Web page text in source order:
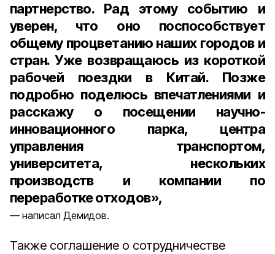
партнерство. Рад этому событию и
уверен, что оно поспособствует
общему процветанию наших городов и
стран. Уже возвращаюсь из короткой
рабочей поездки в Китай. Позже
подробно поделюсь впечатлениями и
расскажу о посещении научно-
инновационного парка, центра
управления транспортом,
университета, нескольких
производств и компании по
переработке отходов»,
написал Демидов.
Также соглашение о сотрудничестве